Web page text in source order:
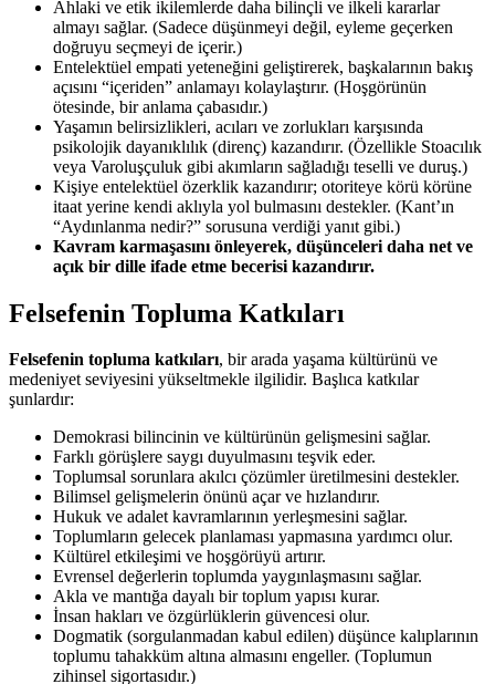
Ahlaki ve etik ikilemlerde daha bilinçli ve ilkeli kararlar
almayı sağlar. (Sadece düşünmeyi değil, eyleme geçerken
doğruyu seçmeyi de içerir.)
Entelektüel empati yeteneğini geliştirerek, başkalarının bakış
açısını “içeriden” anlamayı kolaylaştırır. (Hoşgörünün
ötesinde, bir anlama çabasıdır.)
Yaşamın belirsizlikleri, acıları ve zorlukları karşısında
psikolojik dayanıklılık (direnç) kazandırır. (Özellikle Stoacılık
veya Varoluşçuluk gibi akımların sağladığı teselli ve duruş.)
Kişiye entelektüel özerklik kazandırır; otoriteye körü körüne
itaat yerine kendi aklıyla yol bulmasını destekler. (Kant’ın
“Aydınlanma nedir?” sorusuna verdiği yanıt gibi.)
Kavram karmaşasını önleyerek, düşünceleri daha net ve
açık bir dille ifade etme becerisi kazandırır.
Felsefenin Topluma Katkıları
Felsefenin topluma katkıları, bir arada yaşama kültürünü ve
medeniyet seviyesini yükseltmekle ilgilidir. Başlıca katkılar
şunlardır:
Demokrasi bilincinin ve kültürünün gelişmesini sağlar.
Farklı görüşlere saygı duyulmasını teşvik eder.
Toplumsal sorunlara akılcı çözümler üretilmesini destekler.
Bilimsel gelişmelerin önünü açar ve hızlandırır.
Hukuk ve adalet kavramlarının yerleşmesini sağlar.
Toplumların gelecek planlaması yapmasına yardımcı olur.
Kültürel etkileşimi ve hoşgörüyü artırır.
Evrensel değerlerin toplumda yaygınlaşmasını sağlar.
Akla ve mantığa dayalı bir toplum yapısı kurar.
İnsan hakları ve özgürlüklerin güvencesi olur.
Dogmatik (sorgulanmadan kabul edilen) düşünce kalıplarının
toplumu tahakküm altına almasını engeller. (Toplumun
zihinsel sigortasıdır.)